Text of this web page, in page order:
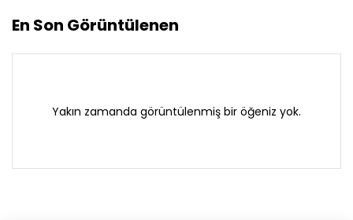
En Son Görüntülenen
Yakın zamanda görüntülenmiş bir öğeniz yok.